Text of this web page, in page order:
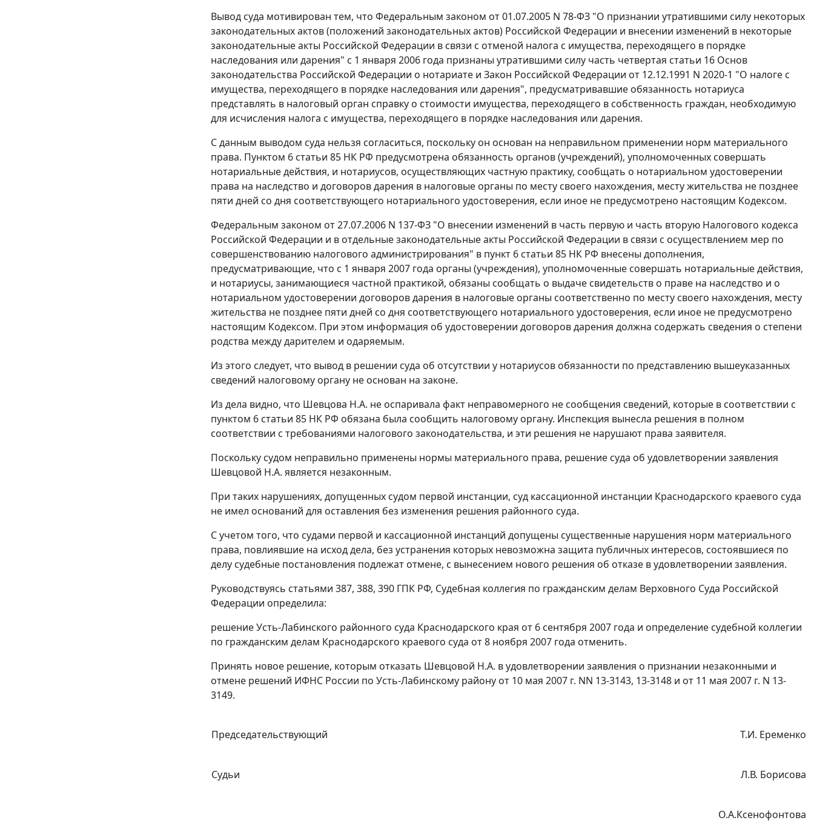
Вывод суда мотивирован тем, что Федеральным законом от 01.07.2005 N 78-ФЗ "О признании утратившими силу некоторых
законодательных актов (положений законодательных актов) Российской Федерации и внесении изменений в некоторые
законодательные акты Российской Федерации в связи с отменой налога с имущества, переходящего в порядке
наследования или дарения" с 1 января 2006 года признаны утратившими силу часть четвертая статьи 16 Основ
законодательства Российской Федерации о нотариате и Закон Российской Федерации от 12.12.1991 N 2020-1 "О налоге с
имущества, переходящего в порядке наследования или дарения", предусматривавшие обязанность нотариуса
представлять в налоговый орган справку о стоимости имущества, переходящего в собственность граждан, необходимую
для исчисления налога с имущества, переходящего в порядке наследования или дарения.
С данным выводом суда нельзя согласиться, поскольку он основан на неправильном применении норм материального
права. Пунктом 6 статьи 85 НК РФ предусмотрена обязанность органов (учреждений), уполномоченных совершать
нотариальные действия, и нотариусов, осуществляющих частную практику, сообщать о нотариальном удостоверении
права на наследство и договоров дарения в налоговые органы по месту своего нахождения, месту жительства не позднее
пяти дней со дня соответствующего нотариального удостоверения, если иное не предусмотрено настоящим Кодексом.
Федеральным законом от 27.07.2006 N 137-ФЗ "О внесении изменений в часть первую и часть вторую Налогового кодекса
Российской Федерации и в отдельные законодательные акты Российской Федерации в связи с осуществлением мер по
совершенствованию налогового администрирования" в пункт 6 статьи 85 НК РФ внесены дополнения,
предусматривающие, что с 1 января 2007 года органы (учреждения), уполномоченные совершать нотариальные действия,
и нотариусы, занимающиеся частной практикой, обязаны сообщать о выдаче свидетельств о праве на наследство и о
нотариальном удостоверении договоров дарения в налоговые органы соответственно по месту своего нахождения, месту
жительства не позднее пяти дней со дня соответствующего нотариального удостоверения, если иное не предусмотрено
настоящим Кодексом. При этом информация об удостоверении договоров дарения должна содержать сведения о степени
родства между дарителем и одаряемым.
Из этого следует, что вывод в решении суда об отсутствии у нотариусов обязанности по представлению вышеуказанных
сведений налоговому органу не основан на законе.
Из дела видно, что Шевцова Н.А. не оспаривала факт неправомерного не сообщения сведений, которые в соответствии с
пунктом 6 статьи 85 НК РФ обязана была сообщить налоговому органу. Инспекция вынесла решения в полном
соответствии с требованиями налогового законодательства, и эти решения не нарушают права заявителя.
Поскольку судом неправильно применены нормы материального права, решение суда об удовлетворении заявления
Шевцовой Н.А. является незаконным.
При таких нарушениях, допущенных судом первой инстанции, суд кассационной инстанции Краснодарского краевого суда
не имел оснований для оставления без изменения решения районного суда.
С учетом того, что судами первой и кассационной инстанций допущены существенные нарушения норм материального
права, повлиявшие на исход дела, без устранения которых невозможна защита публичных интересов, состоявшиеся по
делу судебные постановления подлежат отмене, с вынесением нового решения об отказе в удовлетворении заявления.
Руководствуясь статьями 387, 388, 390 ГПК РФ, Судебная коллегия по гражданским делам Верховного Суда Российской
Федерации определила:
решение Усть-Лабинского районного суда Краснодарского края от 6 сентября 2007 года и определение судебной коллегии
по гражданским делам Краснодарского краевого суда от 8 ноября 2007 года отменить.
Принять новое решение, которым отказать Шевцовой Н.А. в удовлетворении заявления о признании незаконными и
отмене решений ИФНС России по Усть-Лабинскому району от 10 мая 2007 г. NN 13-3143, 13-3148 и от 11 мая 2007 г. N 13-
3149.
Председательствующий Т.И. Еременко
Судьи Л.В. Борисова
О.А.Ксенофонтова